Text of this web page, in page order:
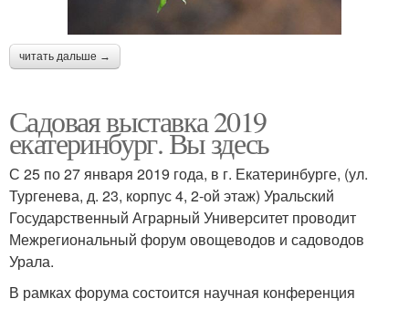
читать дальше →
Садовая выставка 2019
екатеринбург. Вы здесь
С 25 по 27 января 2019 года, в г. Екатеринбурге, (ул.
Тургенева, д. 23, корпус 4, 2-ой этаж) Уральский
Государственный Аграрный Университет проводит
Межрегиональный форум овощеводов и садоводов
Урала.
В рамках форума состоится научная конференция